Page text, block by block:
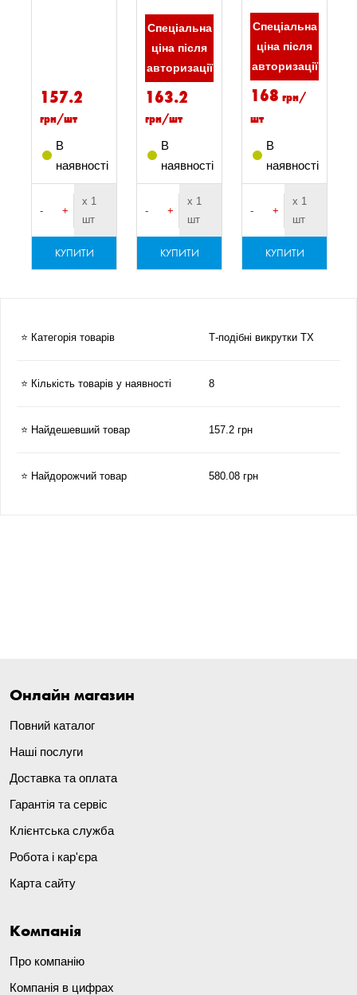
157.2
грн/шт
В
наявності
- +
х 1
шт
КУПИТИ
Спеціальна
ціна після
авторизації
163.2
грн/шт
В
наявності
- +
х 1
шт
КУПИТИ
Спеціальна
ціна після
авторизації
168 грн/
шт
В
наявності
- +
х 1
шт
КУПИТИ
⭐ Категорія товарів Т-подібні викрутки TX
⭐ Кількість товарів у наявності 8
⭐ Найдешевший товар 157.2 грн
⭐ Найдорожчий товар 580.08 грн
Онлайн магазин
Повний каталог
Наші послуги
Доставка та оплата
Гарантія та сервіс
Клієнтська служба
Робота і кар'єра
Карта сайту
Компанія
Про компанію
Компанія в цифрах